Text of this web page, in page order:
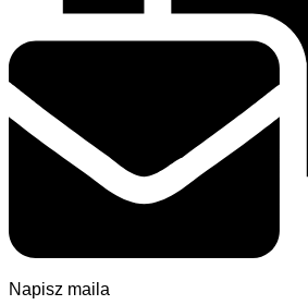
Napisz maila